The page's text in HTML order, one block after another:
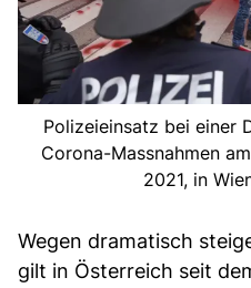
Polizeieinsatz bei einer
Corona-Massnahmen
2021, in
Wegen dramatisch
gilt in Österreich seit